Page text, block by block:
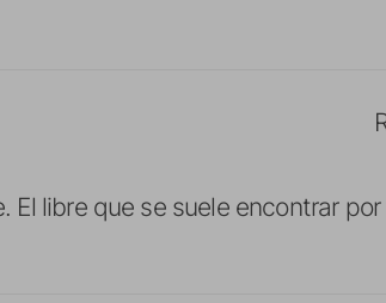
El libre que se suele encontrar